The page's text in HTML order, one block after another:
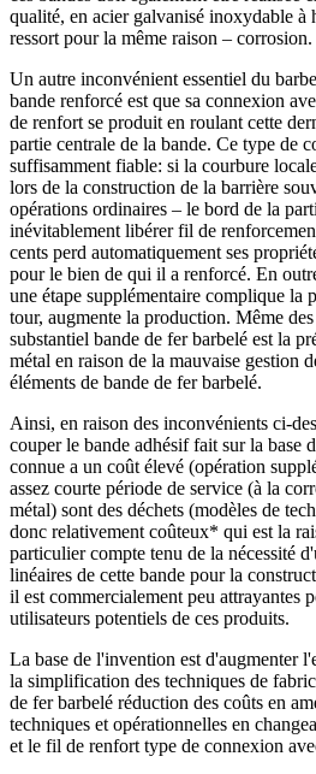
qualité, en acier galvanisé inoxydable à
ressort pour la même raison – corrosion.
Un autre inconvénient essentiel du
bande renforcé est que sa connexion
de renfort se produit en roulant cette
partie centrale de la bande. Ce type de
suffisamment fiable: si la courbure
lors de la construction de la barrière
opérations ordinaires – le bord de la
inévitablement libérer fil de
cents perd automatiquement ses
pour le bien de qui il a renforcé. En
une étape supplémentaire complique la
tour, augmente la production. Même
substantiel bande de fer barbelé est la
métal en raison de la mauvaise gestion
éléments de bande de fer barbelé.
Ainsi, en raison des inconvénients ci-
couper le bande adhésif fait sur la base
connue a un coût élevé (opération
assez courte période de service (à la
métal) sont des déchets (modèles de
donc relativement coûteux* qui est la
particulier compte tenu de la nécessité
linéaires de cette bande pour la
il est commercialement peu attrayantes
utilisateurs potentiels de ces produits.
La base de l'invention est d'augmenter
la simplification des techniques de
de fer barbelé réduction des coûts en
techniques et opérationnelles en
et le fil de renfort type de connexion